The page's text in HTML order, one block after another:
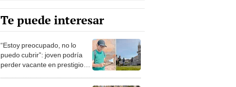
Te puede interesar
“Estoy preocupado, no lo
puedo cubrir”: joven podría
perder vacante en prestigiosa